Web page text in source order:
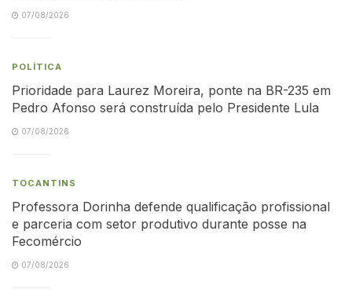
07/08/2026
POLÍTICA
Prioridade para Laurez Moreira, ponte na BR-235 em
Pedro Afonso será construída pelo Presidente Lula
07/08/2026
TOCANTINS
Professora Dorinha defende qualificação profissional
e parceria com setor produtivo durante posse na
Fecomércio
07/08/2026